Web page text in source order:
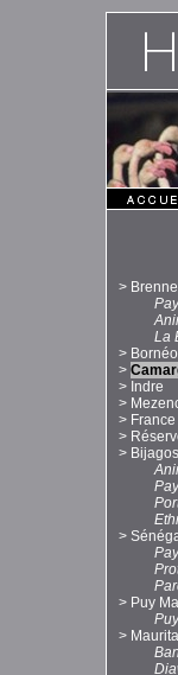
> Brenne
La
> Bornéo
>
> Indre
>
> France
>
> Bijagos
>
> Puy
>